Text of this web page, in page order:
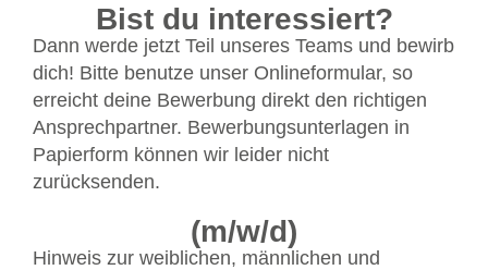
Bist du interessiert?
Dann werde jetzt Teil unseres Teams und bewirb
dich! Bitte benutze unser Onlineformular, so
erreicht deine Bewerbung direkt den richtigen
Ansprechpartner. Bewerbungsunterlagen in
Papierform können wir leider nicht
zurücksenden.
(m/w/d)
Hinweis zur weiblichen, männlichen und